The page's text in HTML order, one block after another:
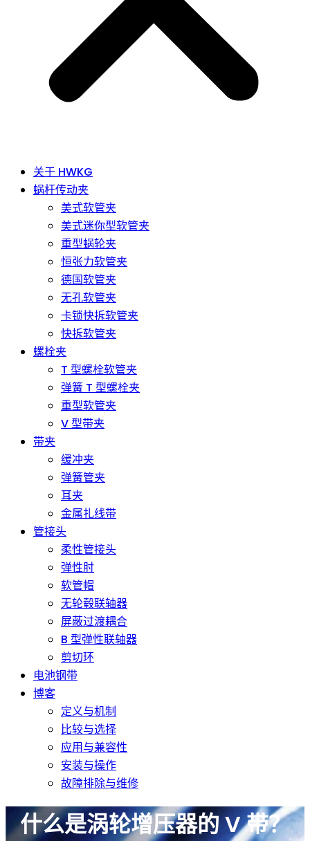
关于 HWKG
蜗杆传动夹
美式软管夹
美式迷你型软管夹
重型蜗轮夹
恒张力软管夹
德国软管夹
无孔软管夹
卡锁快拆软管夹
快拆软管夹
螺栓夹
T 型螺栓软管夹
弹簧 T 型螺栓夹
重型软管夹
V 型带夹
带夹
缓冲夹
弹簧管夹
耳夹
金属扎线带
管接头
柔性管接头
弹性肘
软管帽
无轮毂联轴器
屏蔽过渡耦合
B 型弹性联轴器
剪切环
电池钢带
博客
定义与机制
比较与选择
应用与兼容性
安装与操作
故障排除与维修
什么是涡轮增压器的 V 带？